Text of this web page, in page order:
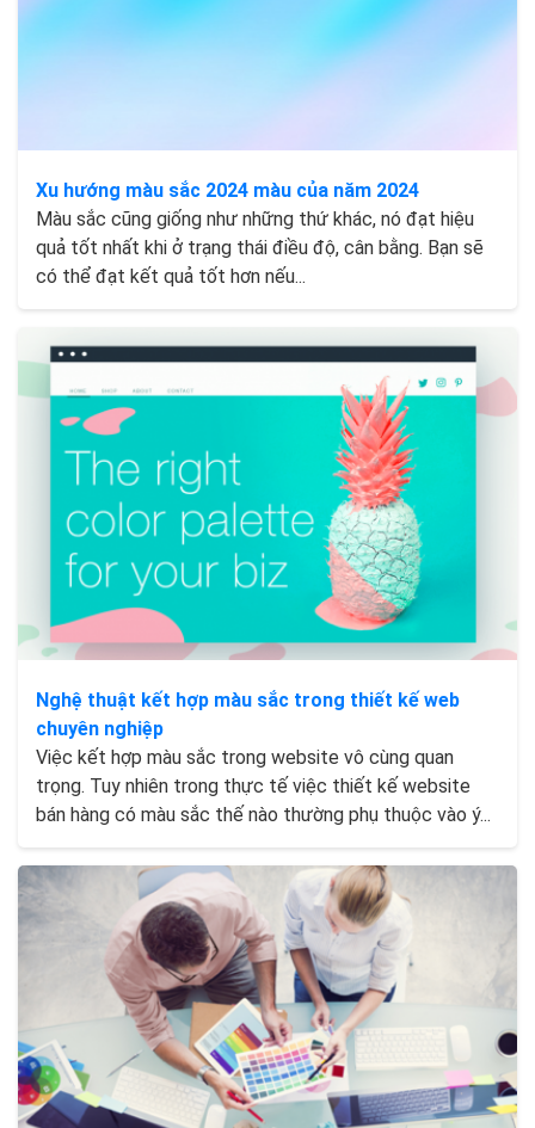
Xu hướng màu sắc 2024 màu của năm 2024
Màu sắc cũng giống như những thứ khác, nó đạt hiệu
quả tốt nhất khi ở trạng thái điều độ, cân bằng. Bạn sẽ
có thể đạt kết quả tốt hơn nếu...
Nghệ thuật kết hợp màu sắc trong thiết kế web
chuyên nghiệp
Việc kết hợp màu sắc trong website vô cùng quan
trọng. Tuy nhiên trong thực tế việc thiết kế website
bán hàng có màu sắc thế nào thường phụ thuộc vào ý...